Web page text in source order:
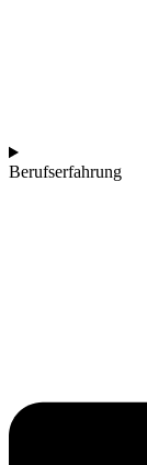
Berufserfahrung